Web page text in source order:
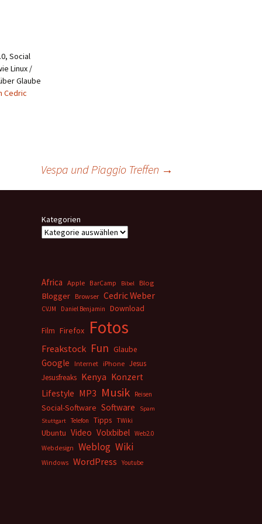
Social
Linux /
Glaube
Cedric
Vespa und Piaggio Treffen →
Kategorien
Africa Apple BarCamp Bibel Blog
Blogger Browser Cedric Weber
CVJM Daniel Benjamin Download
Film Firefox Fotos
Freakstock Fun Glaube
Google Internet iPhone Jesus
Jesusfreaks Kenya Konzert
Lifestyle MP3 Musik Reisen
Social-Software Software
Spam
Stuttgart
Telefon Tipps TWiki
Ubuntu Video Volxbibel Web2.0
Webdesign
Weblog Wiki
Windows WordPress Youtube